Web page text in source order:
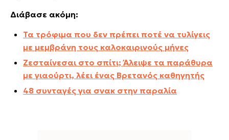
Διάβασε ακόμη:
Τα τρόφιμα που δεν πρέπει ποτέ να τυλίγεις
με μεμβράνη τους καλοκαιρινούς μήνες
Ζεσταίνεσαι στο σπίτι; Άλειψε τα παράθυρα
με γιαούρτι, λέει ένας Βρετανός καθηγητής
48 συνταγές για σνακ στην παραλία